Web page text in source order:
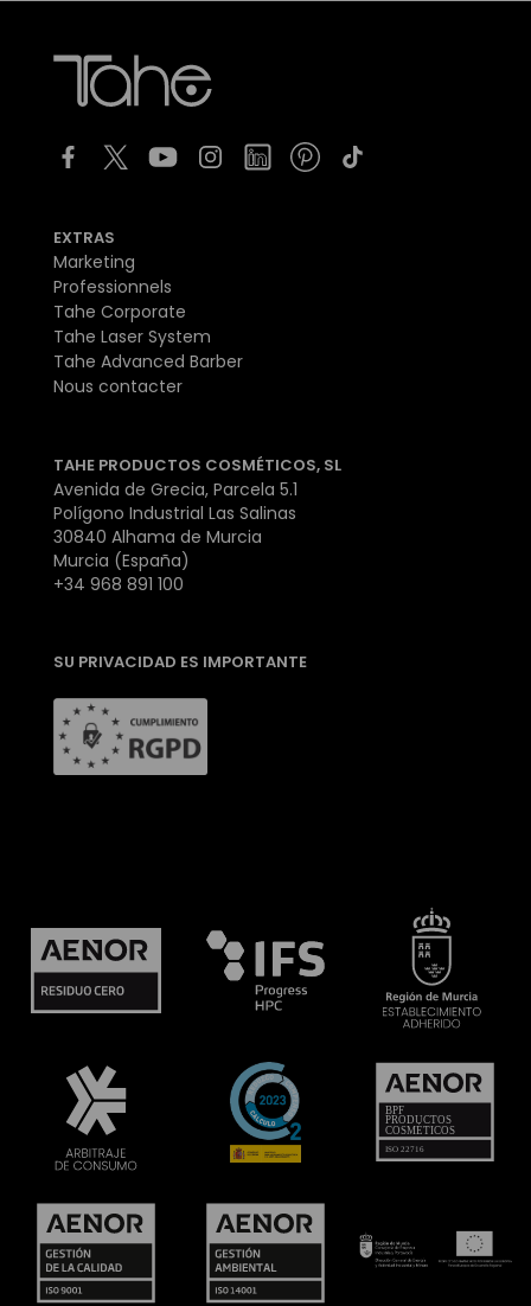
EXTRAS
Marketing
Professionnels
Tahe Corporate
Tahe Laser System
Tahe Advanced Barber
Nous contacter
TAHE PRODUCTOS COSMÉTICOS, SL
Avenida de Grecia, Parcela 5.1
Polígono Industrial Las Salinas
30840 Alhama de Murcia
Murcia (España)
+34 968 891 100
SU PRIVACIDAD ES IMPORTANTE